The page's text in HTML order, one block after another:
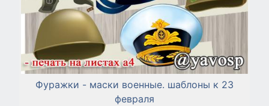
Фуражки - маски военные. шаблоны к 23
февраля